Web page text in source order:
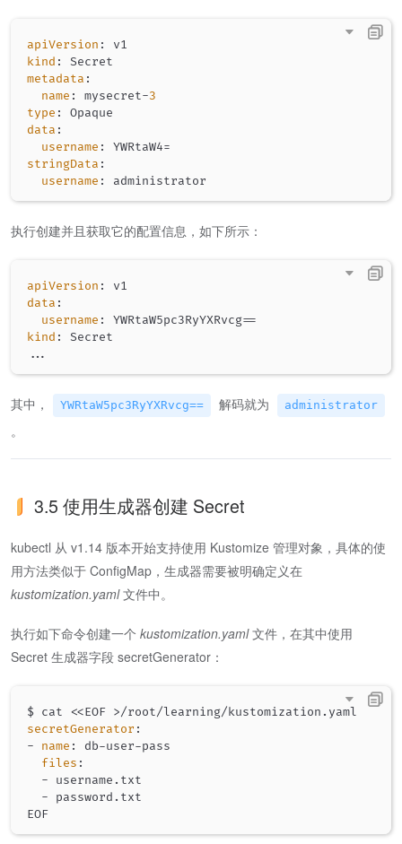
apiVersion :
kind :
metadata :
name : mysecret-3
type :
data :
username :
stringData :
username :
执行创建并且获取它的配置信息，如下所示：
apiVersion :
data :
username :
kind :
...
其中， YWRtaW5pc3RyYXRvcg== 解码就为 administrator
。
3.5 使用生成器创建 Secret
kubectl 从 v1.14 版本开始支持使用 Kustomize 管理对象，具体的使
用方法类似于 ConfigMap，生成器需要被明确定义在
kustomization.yaml文件中。
执行如下命令创建一个 kustomization.yaml文件，在其中使用
Secret 生成器字段 secretGenerator：
$ cat <<EOF >
secretGenerator :
-
name : db-user-pass
files :
- username.txt
- password.txt